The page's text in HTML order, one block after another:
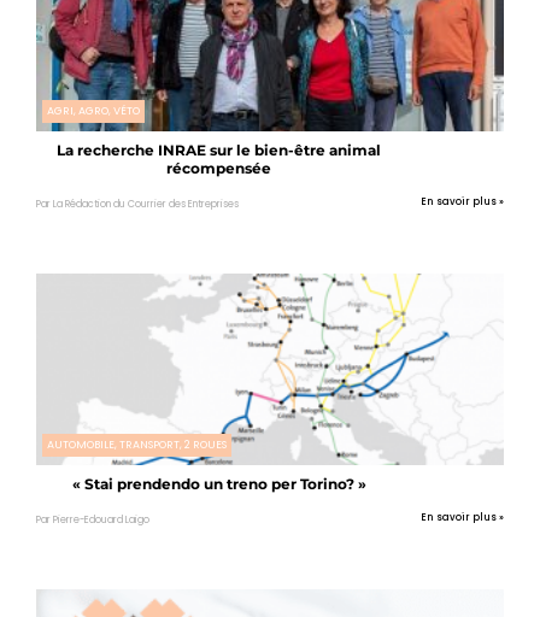
AGRI, AGRO, VÉTO
La recherche INRAE sur le bien-être animal
récompensée
Par La Rédaction du Courrier des Entreprises En savoir plus »
AUTOMOBILE, TRANSPORT, 2 ROUES
« Stai prendendo un treno per Torino? »
Par Pierre-Edouard Laigo En savoir plus »